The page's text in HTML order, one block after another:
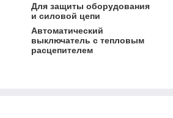
Для защиты оборудования
и силовой цепи
Автоматический
выключатель с тепловым
расцепителем